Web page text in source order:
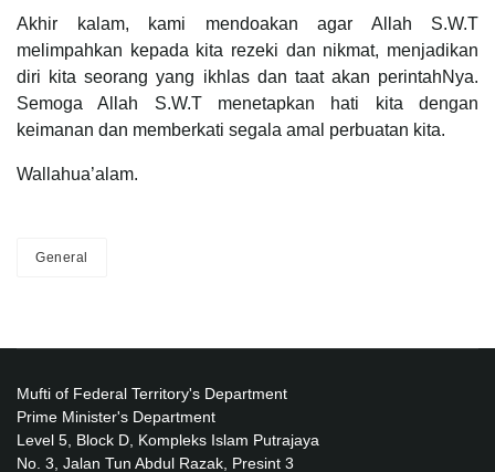
Akhir kalam, kami mendoakan agar Allah S.W.T
melimpahkan kepada kita rezeki dan nikmat, menjadikan
diri kita seorang yang ikhlas dan taat akan perintahNya.
Semoga Allah S.W.T menetapkan hati kita dengan
keimanan dan memberkati segala amal perbuatan kita.
Wallahua’alam.
General
Mufti of Federal Territory's Department
Prime Minister's Department
Level 5, Block D, Kompleks Islam Putrajaya
No. 3, Jalan Tun Abdul Razak, Presint 3